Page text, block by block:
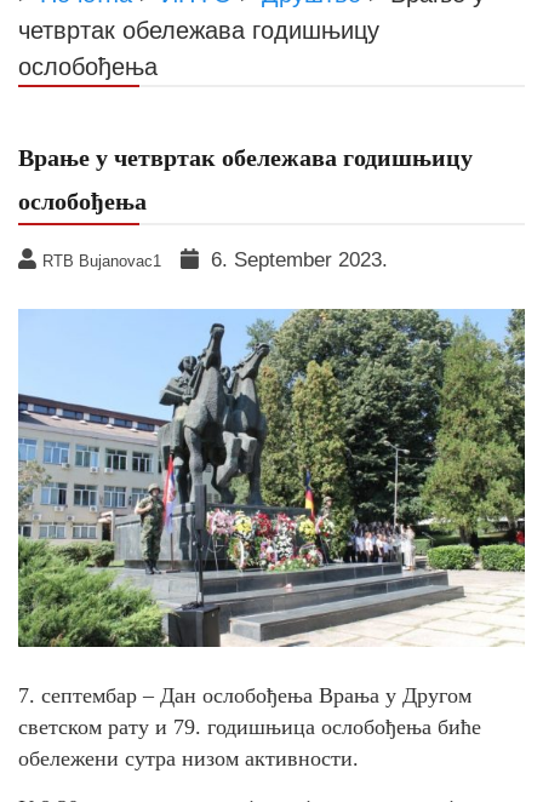
четвртак обележава годишњицу
ослобођења
Врање у четвртак обележава годишњицу
ослобођења
RTB Bujanovac1 6. September 2023.
7. септембар – Дан ослобођења Врања у Другом
светском рату и 79. годишњица ослобођења биће
обележени сутра низом активности.